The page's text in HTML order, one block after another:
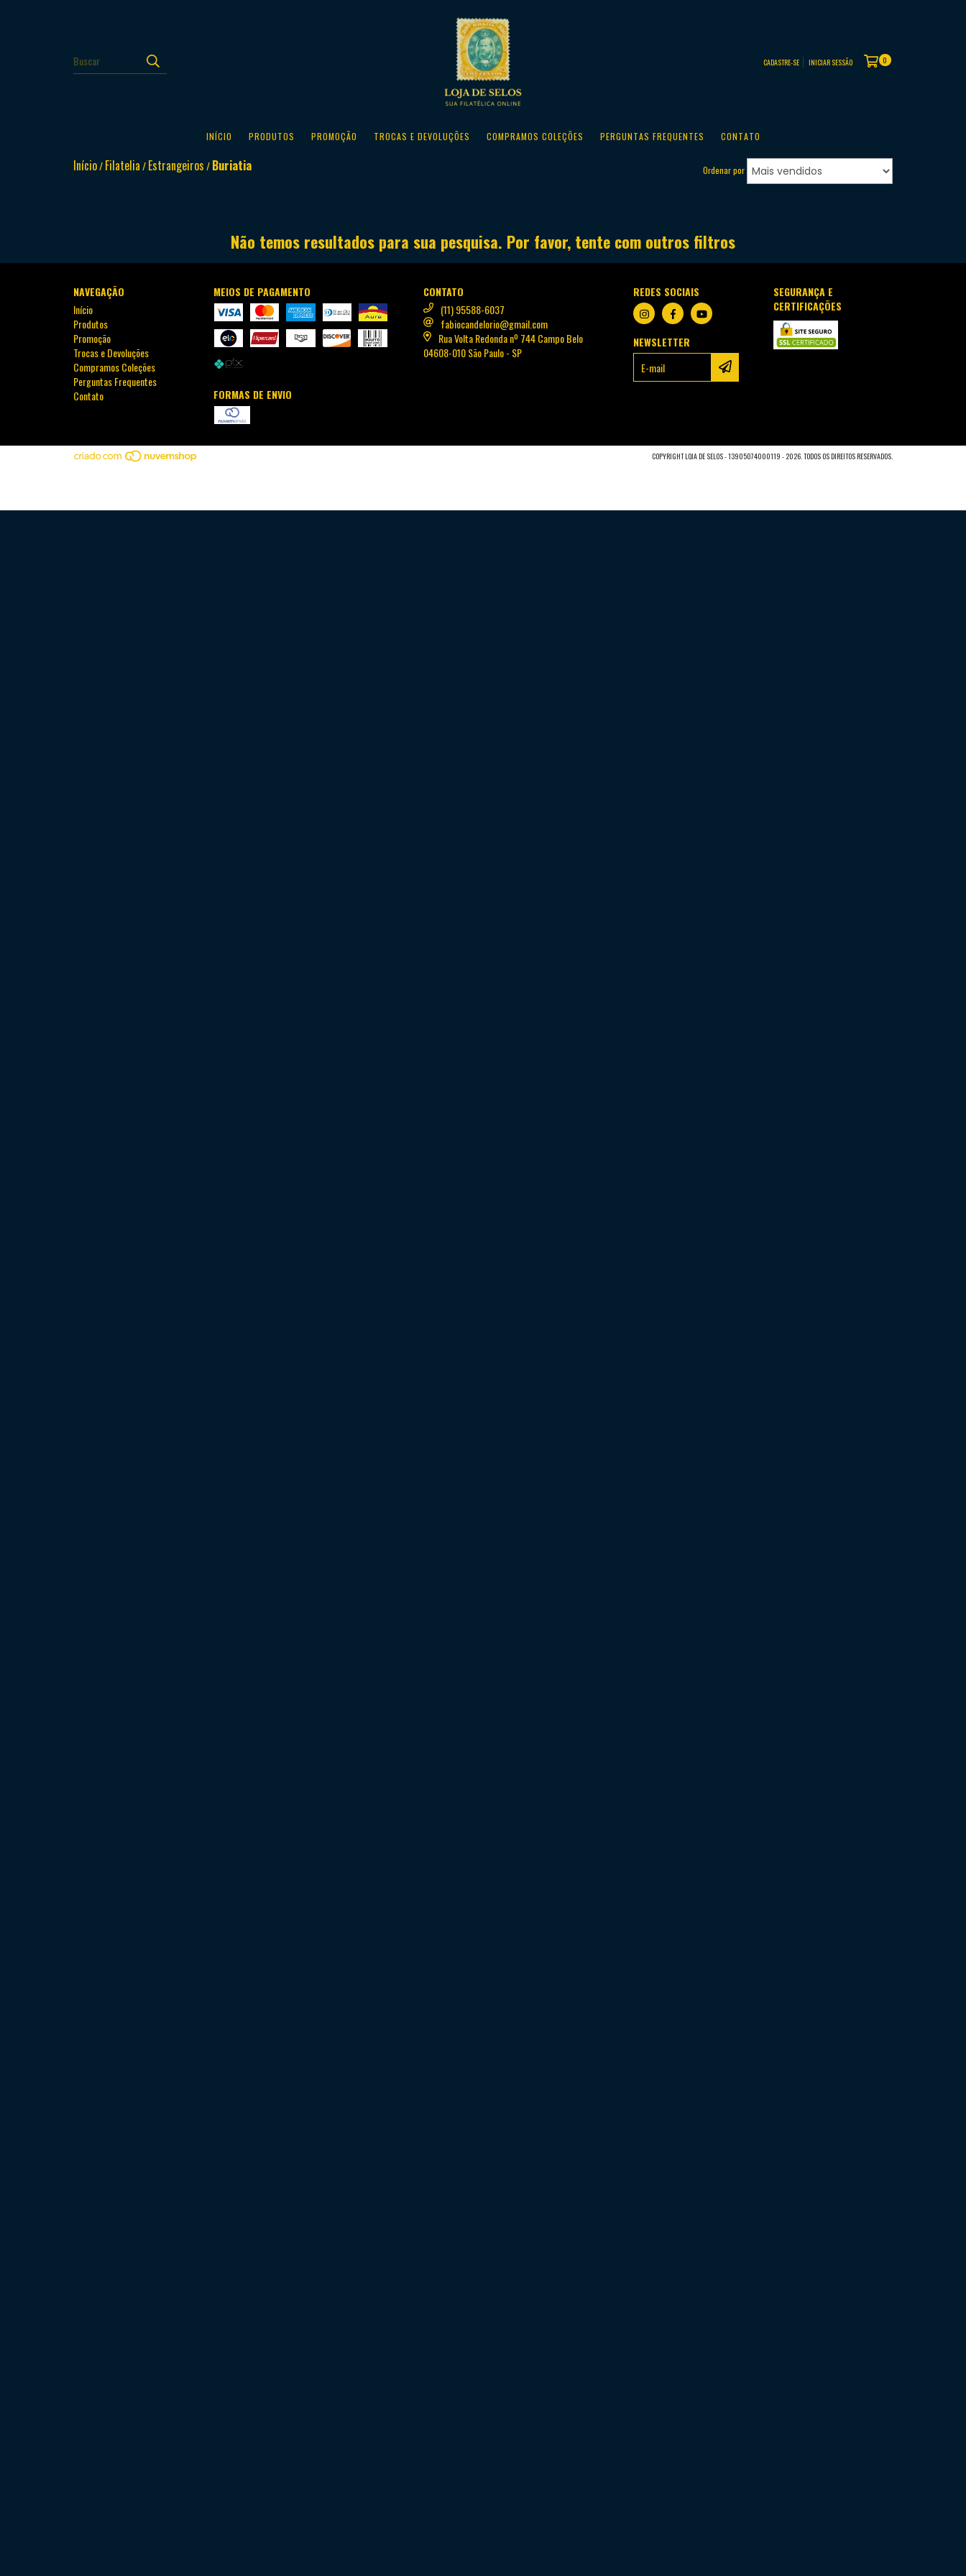
CADASTRE-SE INICIAR SESSÃO 0
INÍCIO PRODUTOS PROMOÇÃO TROCAS E DEVOLUÇÕES COMPRAMOS COLEÇÕES PERGUNTAS FREQUENTES CONTATO
Início/Filatelia/Estrangeiros/Buriatia Ordenar por
Não temos resultados para sua pesquisa. Por favor, tente com outros filtros
NAVEGAÇÃO
Início
Produtos
Promoção
Trocas e Devoluções
Compramos Coleções
Perguntas Frequentes
Contato
MEIOS DE PAGAMENTO
FORMAS DE ENVIO
CONTATO
(11) 95588-6037
fabiocandelorio@gmail.com
Rua Volta Redonda nº 744 Campo Belo
04608-010 São Paulo - SP
REDES SOCIAIS
NEWSLETTER
SEGURANÇA E
CERTIFICAÇÕES
COPYRIGHT LOJA DE SELOS - 13905074000119 - 2026. TODOS OS DIREITOS RESERVADOS.